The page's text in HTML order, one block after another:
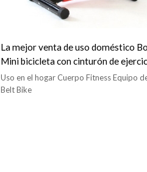
La mejor venta de uso doméstico
Mini bicicleta con cinturón de
Uso en el hogar Cuerpo Fitness Equipo
Belt Bike